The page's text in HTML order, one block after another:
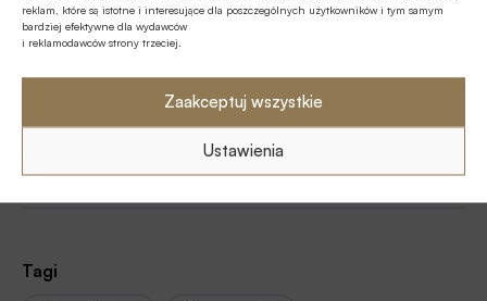
reklam, które są istotne i interesujące dla poszczególnych użytkowników i tym samym
bardziej efektywne dla wydawców
i reklamodawców strony trzeciej.
Zaakceptuj wszystkie
Ustawienia
Źródło:Narodowy Bank Polski / NBP
Tagi